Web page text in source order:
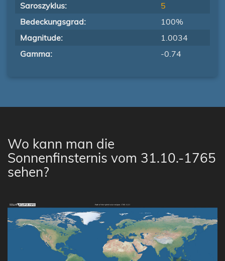
Saroszyklus:
5
Bedeckungsgrad:
100%
Magnitude:
1.0034
Gamma:
-0.74
Wo kann man die
Sonnenfinsternis vom 31.10.-1765
sehen?